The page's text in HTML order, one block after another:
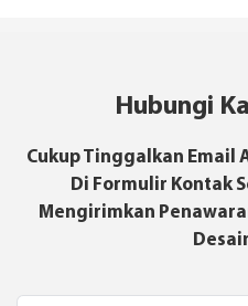
Hubungi
Cukup Tinggalkan Email
Di Formulir Kontak
Mengirimkan